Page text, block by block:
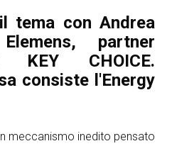
arrow_circle_right
tema con Andrea
partner
CHOICE.
consiste l'Energy
meccanismo inedito pensato